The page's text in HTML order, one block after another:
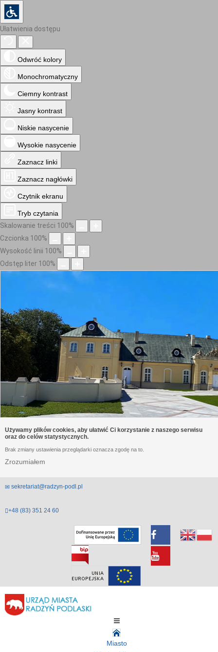
Ułatwienia dostępu
Odwróć kolory
Monochromatyczny
Ciemny kontrast
Jasny kontrast
Niskie nasycenie
Wysokie nasycenie
Zaznacz linki
Zaznacz nagłówki
Czytnik ekranu
Tryb czytania
Skalowanie treści 100%
Czcionka 100%
Wysokość linii 100%
Odstęp liter 100%
Używamy plików cookies, aby ułatwić Ci korzystanie z naszego serwisu
oraz do celów statystycznych.
Brak zmiany ustawienia przeglądarki oznacza zgodę na to.
Zrozumiałem
sekretariat@radzyn-podl.pl
+48 (83) 351 24 60
Miasto